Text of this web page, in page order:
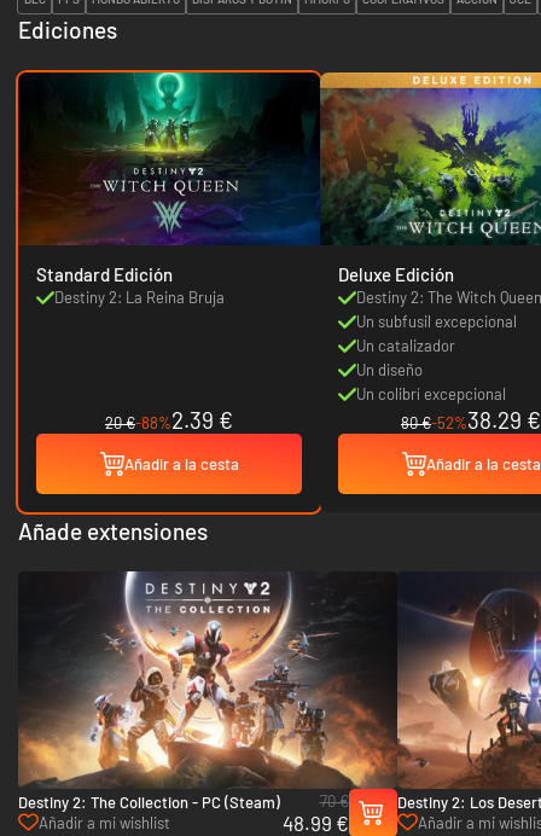
Ediciones
Standard Edición
Destiny 2: La Reina Bruja
20 €-88%2.39 €
Añadir a la cesta
Deluxe Edición
Destiny 2: The Witch Queen
Un subfusil excepcional
Un catalizador
Un diseño
Un colibrí excepcional
80 €-52%38.29 €
Añadir a la cesta
Añade extensiones
Destiny 2: The Collection - PC (Steam)
Añadir a mi wishlist
70 €
48.99 €
Destiny 2: Los
Añadir a mi